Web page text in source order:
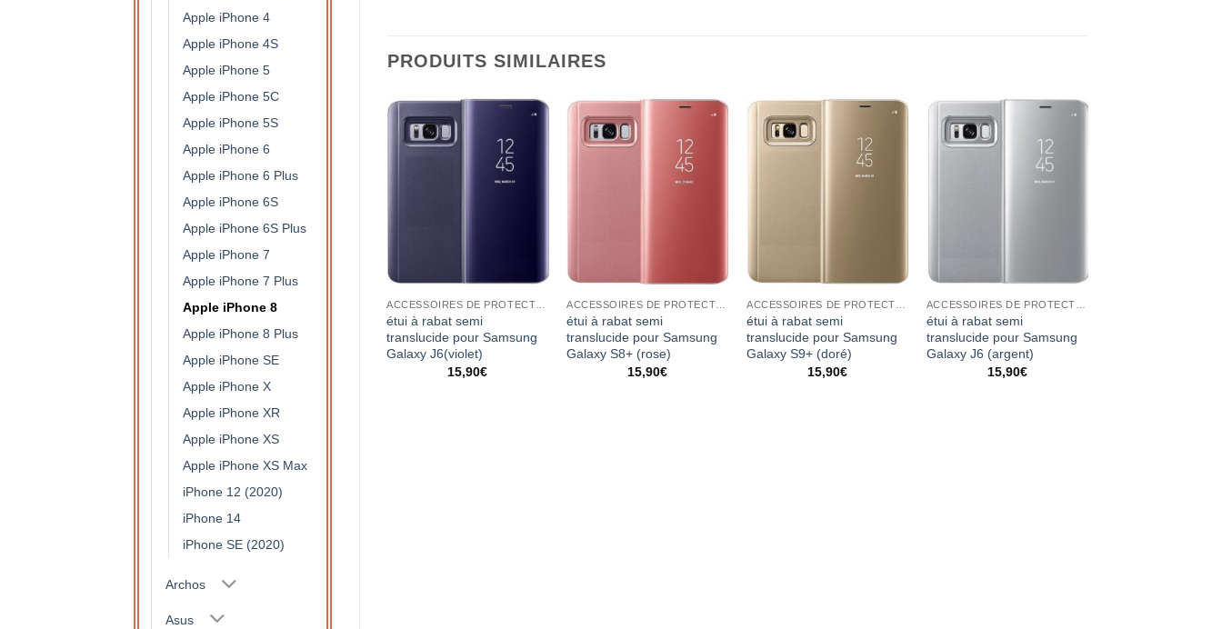
Apple iPhone 4
Apple iPhone 4S
Apple iPhone 5
Apple iPhone 5C
Apple iPhone 5S
Apple iPhone 6
Apple iPhone 6 Plus
Apple iPhone 6S
Apple iPhone 6S Plus
Apple iPhone 7
Apple iPhone 7 Plus
Apple iPhone 8
Apple iPhone 8 Plus
Apple iPhone SE
Apple iPhone X
Apple iPhone XR
Apple iPhone XS
Apple iPhone XS Max
iPhone 12 (2020)
iPhone 14
iPhone SE (2020)
Archos
Asus
PRODUITS SIMILAIRES
étui à rabat semi
translucide pour Samsung
Galaxy J6(violet)
15,90€
étui à rabat semi
translucide pour Samsung
Galaxy S8+ (rose)
15,90€
étui à rabat semi
translucide pour Samsung
Galaxy S9+ (doré)
15,90€
étui à rabat semi
translucide pour Samsung
Galaxy J6 (argent)
15,90€
ACCESSOIRES DE PROTECTION
translucide pour Samsung
Galaxy J6+ (argent)